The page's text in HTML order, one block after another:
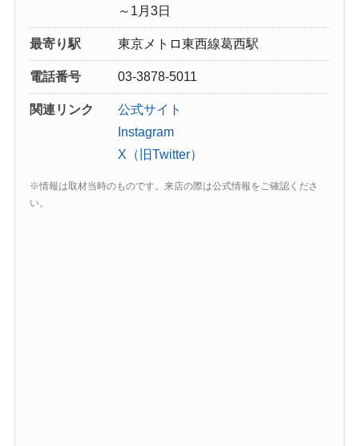
～1月3日
最寄り駅 東京メトロ東西線葛西駅
電話番号 03-3878-5011
関連リンク
公式サイト
Instagram
X（旧Twitter）
※情報は取材当時のものです。来店の際は公式情報をご確認くださ
い。